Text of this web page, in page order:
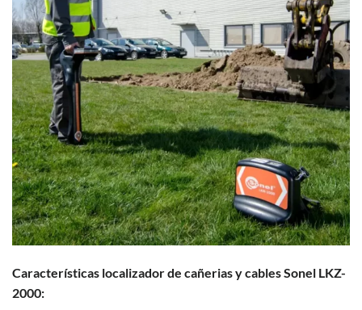
Características localizador de cañerias y cables Sonel LKZ-
2000: